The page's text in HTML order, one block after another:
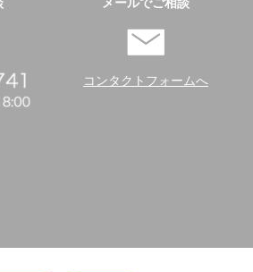
コンタクトフォームへ